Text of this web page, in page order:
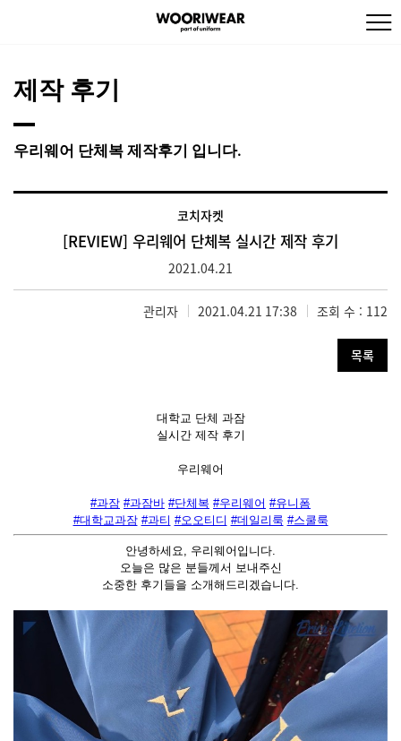
제작 후기
우리웨어 단체복 제작후기 입니다.
코치자켓
[REVIEW] 우리웨어 단체복 실시간 제작 후기
2021.04.21
관리자 2021.04.21 17:38 조회 수 : 112
목록
대학교 단체 과잠
실시간 제작 후기
우리웨어
#과잠 #과잠바 #단체복 #우리웨어 #유니폼
#대학교과잠 #과티 #오오티디 #데일리룩 #스쿨룩
안녕하세요, 우리웨어입니다.
오늘은 많은 분들께서 보내주신
소중한 후기들을 소개해드리겠습니다.